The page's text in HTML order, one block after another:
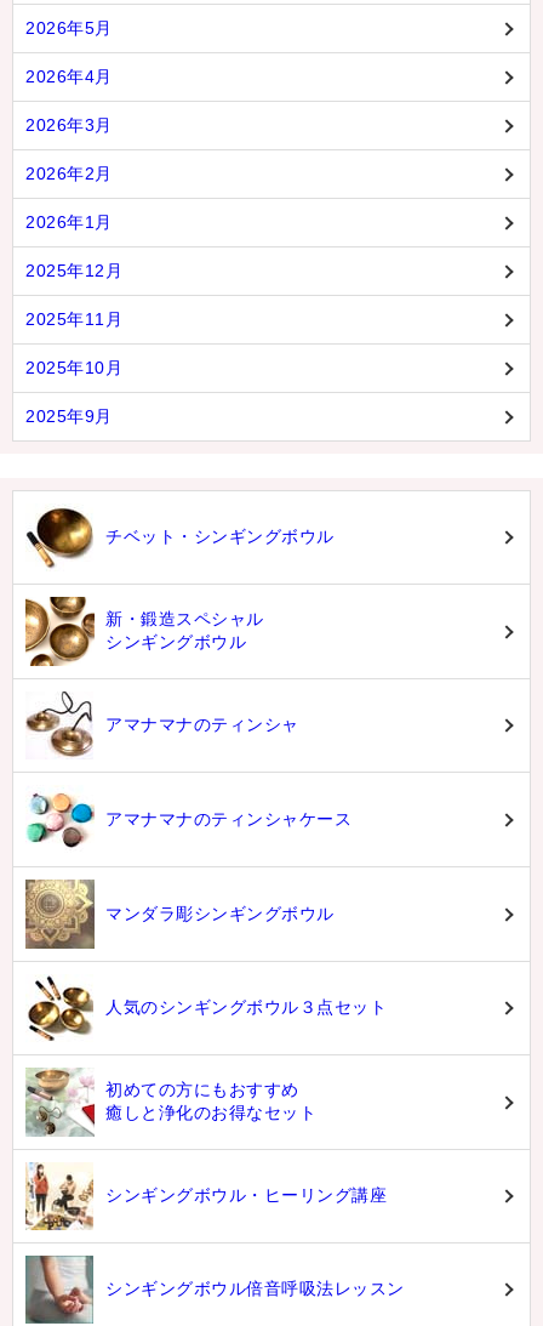
2026年5月
2026年4月
2026年3月
2026年2月
2026年1月
2025年12月
2025年11月
2025年10月
2025年9月
チベット・シンギングボウル
新・鍛造スペシャル
シンギングボウル
アマナマナのティンシャ
アマナマナのティンシャケース
マンダラ彫シンギングボウル
人気のシンギングボウル３点セット
初めての方にもおすすめ
癒しと浄化のお得なセット
シンギングボウル・ヒーリング講座
シンギングボウル倍音呼吸法レッスン